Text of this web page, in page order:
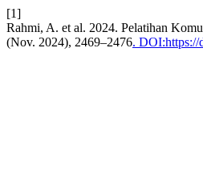
[1]
Rahmi, A. et al. 2024. Pelatihan
(Nov. 2024), 2469–2476. DOI:https://